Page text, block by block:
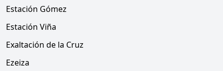
Estación Gómez
Estación Viña
Exaltación de la Cruz
Ezeiza